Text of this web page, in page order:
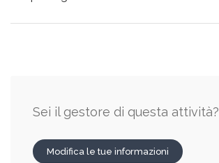
Sei il gestore di questa attività?
Modifica le tue informazioni